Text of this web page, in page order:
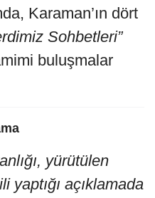
Karaman’ın dört
Sohbetleri”
buluşmalar
yürütülen
yaptığı açıklamada